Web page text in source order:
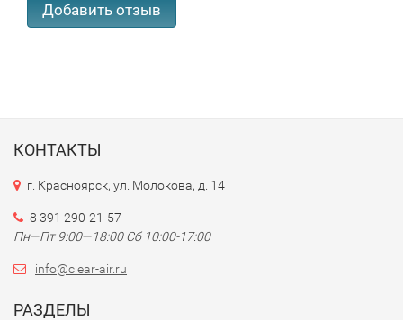
КОНТАКТЫ
г. Красноярск, ул. Молокова, д. 14
8 391 290-21-57
Пн—Пт 9:00—18:00 Сб 10:00-17:00
info@clear-air.ru
РАЗДЕЛЫ